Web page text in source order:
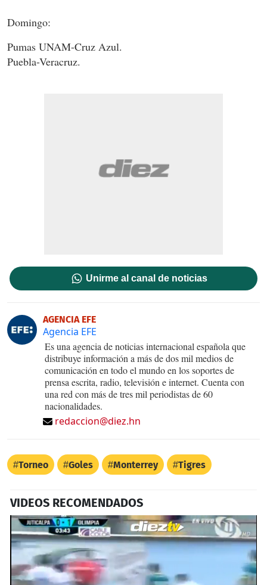
Domingo:
Pumas UNAM-Cruz Azul.
Puebla-Veracruz.
Unirme al canal de noticias
AGENCIA EFE
Agencia EFE
Es una agencia de noticias internacional española que
distribuye información a más de dos mil medios de
comunicación en todo el mundo en los soportes de
prensa escrita, radio, televisión e internet. Cuenta con
una red con más de tres mil periodistas de 60
nacionalidades.
redaccion@diez.hn
Torneo Goles Monterrey Tigres
VIDEOS RECOMENDADOS